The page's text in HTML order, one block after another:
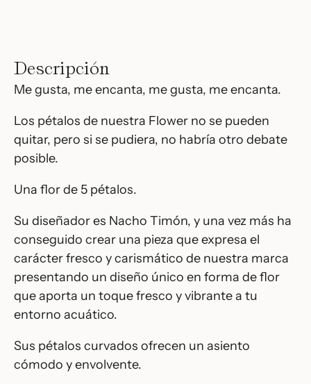
Descripción
Me gusta, me encanta, me gusta, me encanta.
Los pétalos de nuestra Flower no se pueden
quitar, pero si se pudiera, no habría otro debate
posible.
Una flor de 5 pétalos.
Su diseñador es Nacho Timón, y una vez más ha
conseguido crear una pieza que expresa el
carácter fresco y carismático de nuestra marca
presentando un diseño único en forma de flor
que aporta un toque fresco y vibrante a tu
entorno acuático.
Sus pétalos curvados ofrecen un asiento
cómodo y envolvente.